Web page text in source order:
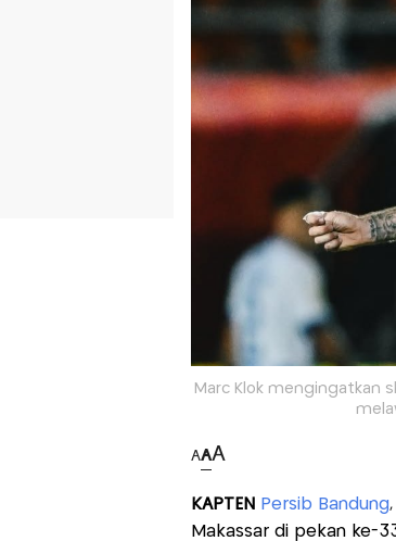
Marc Klok mengingatkan
AAA
KAPTEN Persib Bandung,
Makassar di pekan ke-